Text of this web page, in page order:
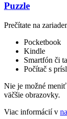
Puzzle
Prečítate na
Pocketbook
Kindle
Smartfón či
Počítač s
Nie je možné
väčšie obrazovky.
Viac informácií v